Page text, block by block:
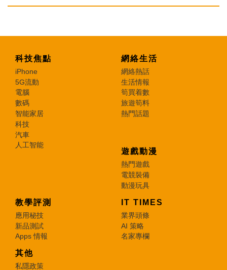
科技焦點
iPhone
5G流動
電腦
數碼
智能家居
科技
汽車
人工智能
網絡生活
網絡熱話
生活情報
筍買着數
旅遊筍料
熱門話題
遊戲動漫
熱門遊戲
電競裝備
動漫玩具
教學評測
應用秘技
新品測試
Apps 情報
IT TIMES
業界頭條
AI 策略
名家專欄
其他
私隱政策